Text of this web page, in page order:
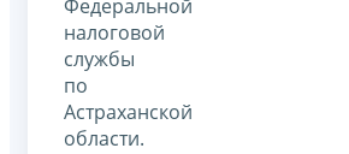
Федеральной
налоговой
службы
по
Астраханской
области.